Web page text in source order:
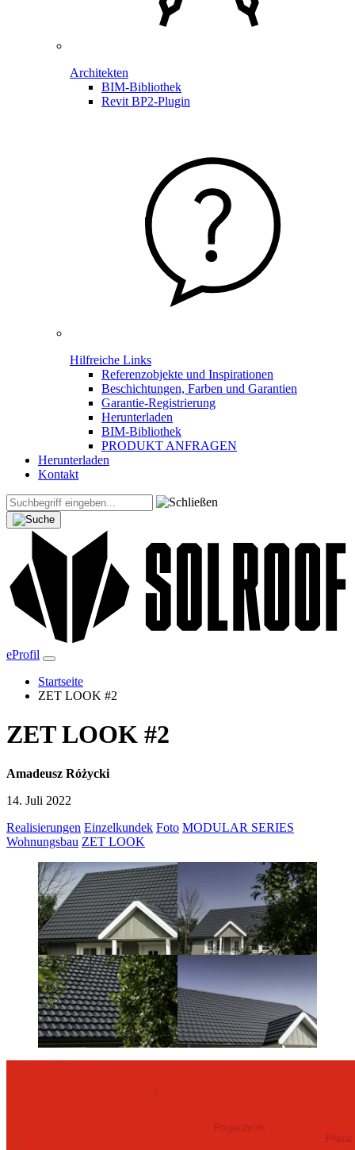
Architekten
BIM-Bibliothek
Revit BP2-Plugin
Hilfreiche Links
Referenzobjekte und Inspirationen
Beschichtungen, Farben und Garantien
Garantie-Registrierung
Herunterladen
BIM-Bibliothek
PRODUKT ANFRAGEN
Herunterladen
Kontakt
eProfil
Startseite
ZET LOOK #2
ZET LOOK #2
Amadeusz Różycki
14. Juli 2022
Realisierungen Einzelkundek Foto MODULAR SERIES
Wohnungsbau ZET LOOK